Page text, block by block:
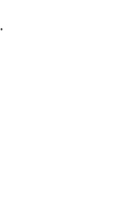
.